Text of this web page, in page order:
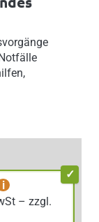
i
– zzgl.